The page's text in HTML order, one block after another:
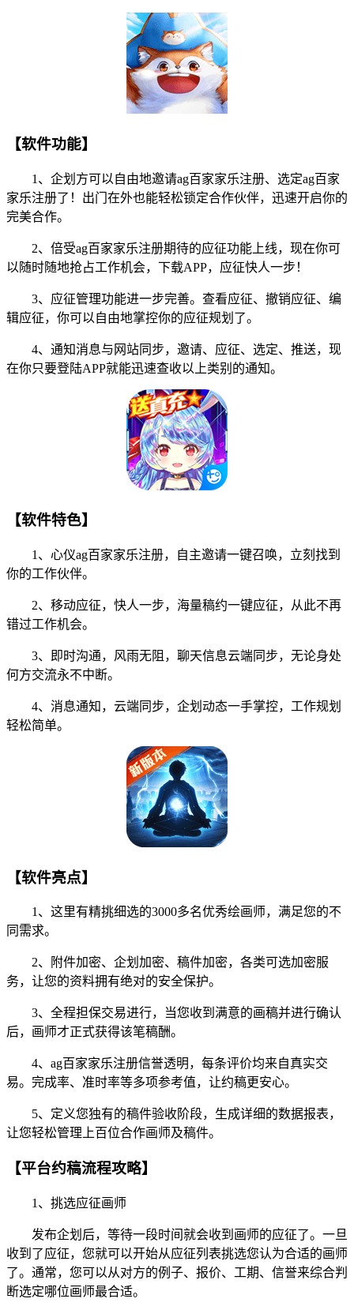
【软件功能】
1、企划方可以自由地邀请ag百家家乐注册、选定ag百家
家乐注册了！出门在外也能轻松锁定合作伙伴，迅速开启你的
完美合作。
2、倍受ag百家家乐注册期待的应征功能上线，现在你可
以随时随地抢占工作机会，下载APP，应征快人一步！
3、应征管理功能进一步完善。查看应征、撤销应征、编
辑应征，你可以自由地掌控你的应征规划了。
4、通知消息与网站同步，邀请、应征、选定、推送，现
在你只要登陆APP就能迅速查收以上类别的通知。
【软件特色】
1、心仪ag百家家乐注册，自主邀请一键召唤，立刻找到
你的工作伙伴。
2、移动应征，快人一步，海量稿约一键应征，从此不再
错过工作机会。
3、即时沟通，风雨无阻，聊天信息云端同步，无论身处
何方交流永不中断。
4、消息通知，云端同步，企划动态一手掌控，工作规划
轻松简单。
【软件亮点】
1、这里有精挑细选的3000多名优秀绘画师，满足您的不
同需求。
2、附件加密、企划加密、稿件加密，各类可选加密服
务，让您的资料拥有绝对的安全保护。
3、全程担保交易进行，当您收到满意的画稿并进行确认
后，画师才正式获得该笔稿酬。
4、ag百家家乐注册信誉透明，每条评价均来自真实交
易。完成率、准时率等多项参考值，让约稿更安心。
5、定义您独有的稿件验收阶段，生成详细的数据报表，
让您轻松管理上百位合作画师及稿件。
【平台约稿流程攻略】
1、挑选应征画师
发布企划后，等待一段时间就会收到画师的应征了。一旦
收到了应征，您就可以开始从应征列表挑选您认为合适的画师
了。通常，您可以从对方的例子、报价、工期、信誉来综合判
断选定哪位画师最合适。